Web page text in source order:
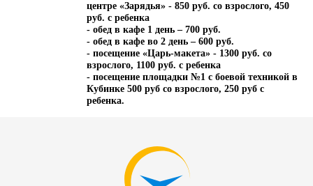
центре «Зарядья» - 850 руб. со взрослого, 450
руб. с ребенка
- обед в кафе 1 день – 700 руб.
- обед в кафе во 2 день – 600 руб.
- посещение «Царь-макета» - 1300 руб. со
взрослого, 1100 руб. с ребенка
- посещение площадки №1 с боевой техникой в
Кубинке 500 руб со взрослого, 250 руб с
ребенка.